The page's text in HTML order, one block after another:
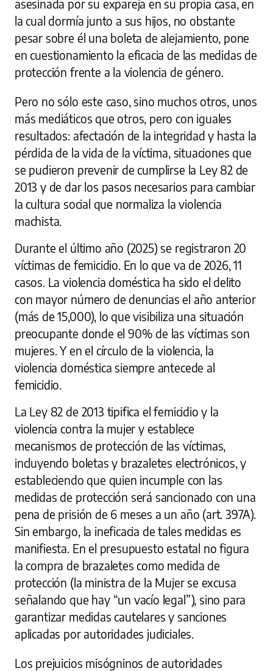
asesinada por su expareja en su propia casa, en
la cual dormía junto a sus hijos, no obstante
pesar sobre él una boleta de alejamiento, pone
en cuestionamiento la eficacia de las medidas de
protección frente a la violencia de género.
Pero no sólo este caso, sino muchos otros, unos
más mediáticos que otros, pero con iguales
resultados: afectación de la integridad y hasta la
pérdida de la vida de la víctima, situaciones que
se pudieron prevenir de cumplirse la Ley 82 de
2013 y de dar los pasos necesarios para cambiar
la cultura social que normaliza la violencia
machista.
Durante el último año (2025) se registraron 20
víctimas de femicidio. En lo que va de 2026, 11
casos. La violencia doméstica ha sido el delito
con mayor número de denuncias el año anterior
(más de 15,000), lo que visibiliza una situación
preocupante donde el 90% de las víctimas son
mujeres. Y en el círculo de la violencia, la
violencia doméstica siempre antecede al
femicidio.
La Ley 82 de 2013 tipifica el femicidio y la
violencia contra la mujer y establece
mecanismos de protección de las víctimas,
incluyendo boletas y brazaletes electrónicos, y
estableciendo que quien incumple con las
medidas de protección será sancionado con una
pena de prisión de 6 meses a un año (art. 397A).
Sin embargo, la ineficacia de tales medidas es
manifiesta. En el presupuesto estatal no figura
la compra de brazaletes como medida de
protección (la ministra de la Mujer se excusa
señalando que hay “un vacío legal”), sino para
garantizar medidas cautelares y sanciones
aplicadas por autoridades judiciales.
Los prejuicios misógninos de autoridades